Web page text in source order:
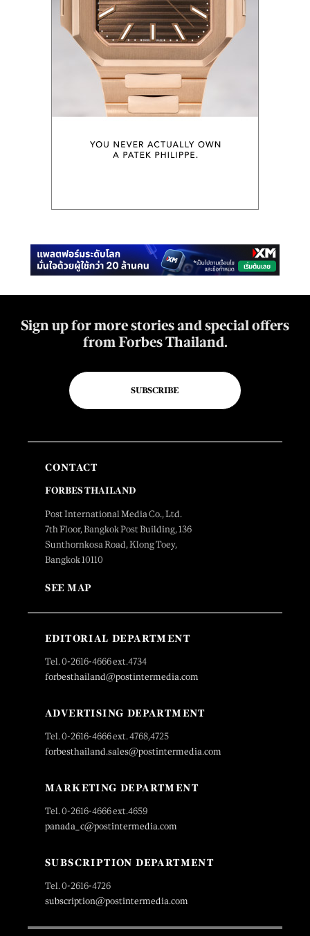
Sign up for more stories and special offers
from Forbes Thailand.
SUBSCRIBE
CONTACT
FORBES THAILAND
Post International Media Co., Ltd.
7th Floor, Bangkok Post Building, 136
Sunthornkosa Road, Klong Toey,
Bangkok 10110
SEE MAP
EDITORIAL DEPARTMENT
Tel. 0-2616-4666 ext.4734
forbesthailand@postintermedia.com
ADVERTISING DEPARTMENT
Tel. 0-2616-4666 ext. 4768,4725
forbesthailand.sales@postintermedia.com
MARKETING DEPARTMENT
Tel. 0-2616-4666 ext.4659
panada_c@postintermedia.com
SUBSCRIPTION DEPARTMENT
Tel. 0-2616-4726
subscription@postintermedia.com